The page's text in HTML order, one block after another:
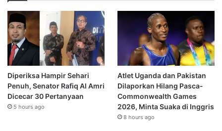
Diperiksa Hampir Sehari
Penuh, Senator Rafiq Al Amri
Dicecar 30 Pertanyaan
5 hours ago
Atlet Uganda dan Pakistan
Dilaporkan Hilang Pasca-
Commonwealth Games
2026, Minta Suaka di Inggris
8 hours ago